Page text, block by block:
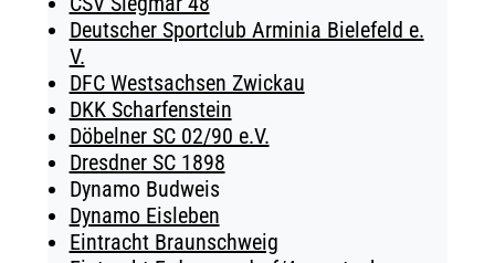
Deutscher Sportclub Arminia Bielefeld e.
V.
DFC Westsachsen Zwickau
DKK Scharfenstein
Döbelner SC 02/90 e.V.
Dresdner SC 1898
Dynamo Budweis
Dynamo Eisleben
Eintracht Braunschweig